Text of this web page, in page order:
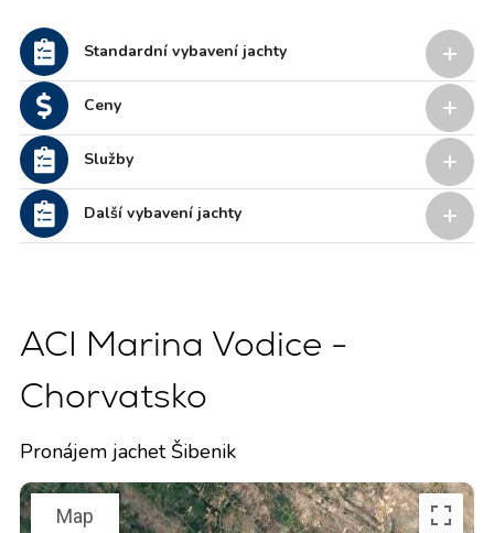
Standardní vybavení jachty
Ceny
Služby
Další vybavení jachty
ACI Marina Vodice -
Chorvatsko
Pronájem jachet Šibenik
Map